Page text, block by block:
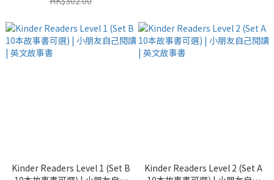
Kinder Readers Level 1 (Set B
Kinder Readers Level 2 (Set A